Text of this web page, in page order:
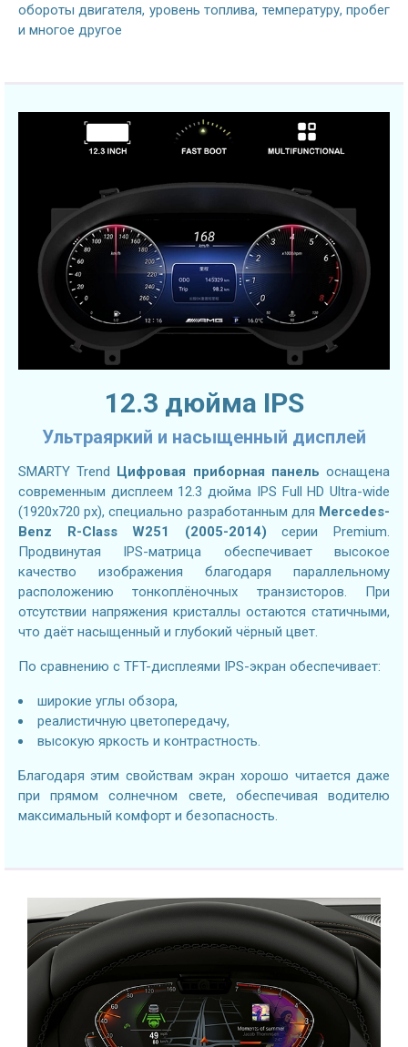
обороты двигателя, уровень топлива, температуру, пробег
и многое другое
12.3 дюйма IPS
Ультраяркий и насыщенный дисплей
SMARTY Trend Цифровая приборная панель оснащена
современным дисплеем 12.3 дюйма IPS Full HD Ultra-wide
(1920x720 px), специально разработанным для Mercedes-
Benz R-Class W251 (2005-2014) серии Premium.
Продвинутая IPS-матрица обеспечивает высокое
качество изображения благодаря параллельному
расположению тонкоплёночных транзисторов. При
отсутствии напряжения кристаллы остаются статичными,
что даёт насыщенный и глубокий чёрный цвет.
По сравнению с TFT-дисплеями IPS-экран обеспечивает:
широкие углы обзора,
реалистичную цветопередачу,
высокую яркость и контрастность.
Благодаря этим свойствам экран хорошо читается даже
при прямом солнечном свете, обеспечивая водителю
максимальный комфорт и безопасность.